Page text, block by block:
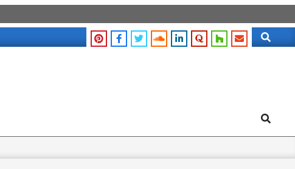
Search
Search